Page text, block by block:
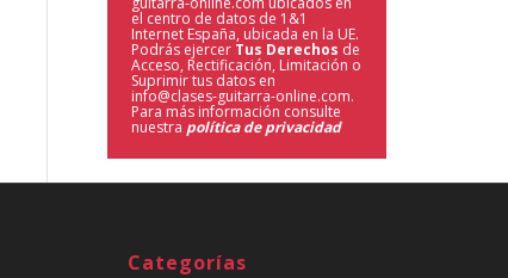
el centro de datos de 1&1
Internet España, ubicada en la UE.
Podrás ejercer Tus Derechos de
Acceso, Rectificación, Limitación o
Suprimir tus datos en
info@clases-guitarra-online.com.
Para más información consulte
nuestra política de privacidad
Categorías